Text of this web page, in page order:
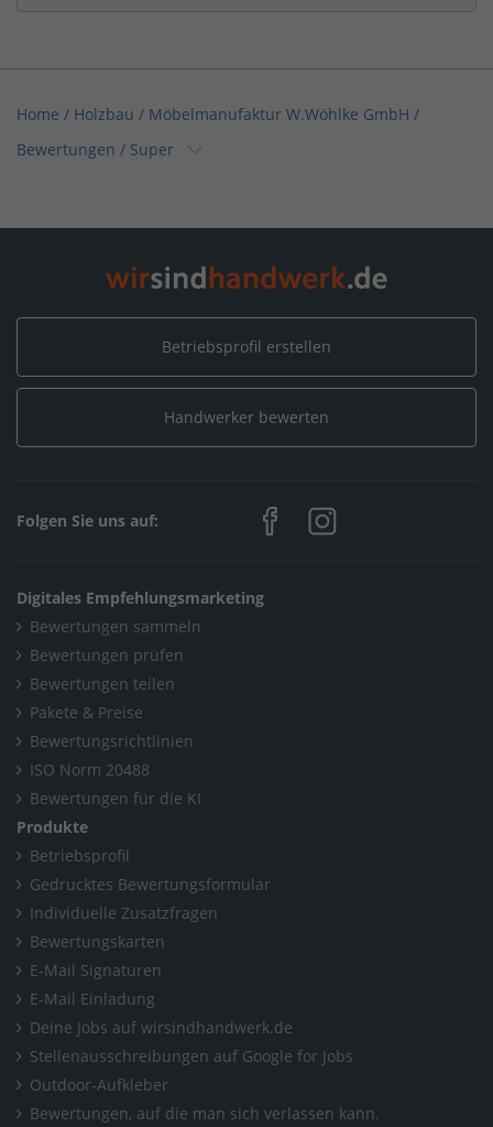
Home / Holzbau / Möbelmanufaktur W.Wöhlke GmbH /
Bewertungen / Super
Möbelmanufaktur W.Wöhlke GmbH / Bewertungen / Super
Betriebsprofil erstellen
Handwerker bewerten
Folgen Sie uns auf:
Digitales Empfehlungsmarketing
Bewertungen sammeln
Bewertungen prüfen
Bewertungen teilen
Pakete & Preise
Bewertungsrichtlinien
ISO Norm 20488
Bewertungen für die KI
Produkte
Betriebsprofil
Gedrucktes Bewertungsformular
Individuelle Zusatzfragen
Bewertungskarten
E-Mail Signaturen
E-Mail Einladung
Deine Jobs auf wirsindhandwerk.de
Stellenausschreibungen auf Google for Jobs
Outdoor-Aufkleber
Bewertungen, auf die man sich verlassen kann.